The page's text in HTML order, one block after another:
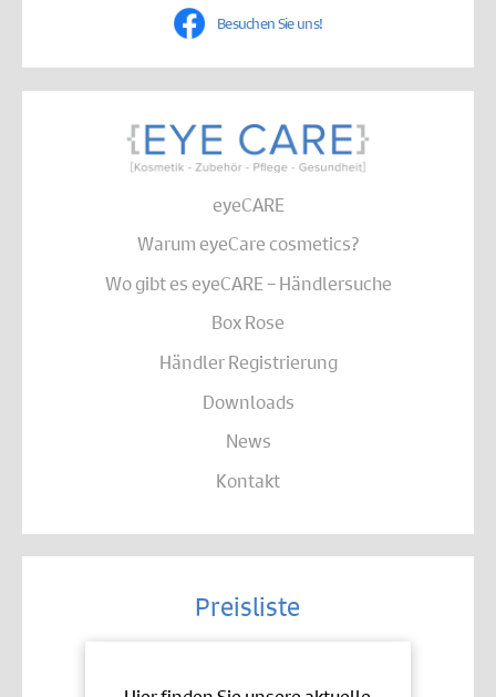
Besuchen Sie uns!
eyeCARE
Warum eyeCare cosmetics?
Wo gibt es eyeCARE – Händlersuche
Box Rose
Händler Registrierung
Downloads
News
Kontakt
Preisliste